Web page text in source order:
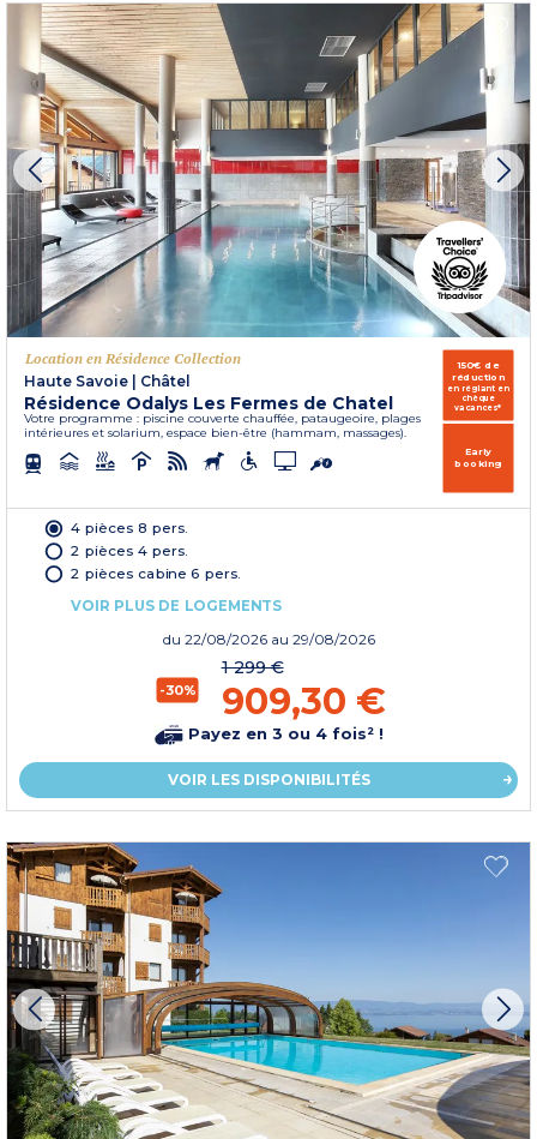
Location en Résidence Collection
Haute Savoie
Châtel
Résidence Odalys Les Fermes de Chatel
Votre programme : piscine couverte chauffée, pataugeoire, plages
intérieures et solarium, espace bien-être (hammam, massages).
150€ de
réduction
en réglant en
chèque
vacances*
Early
booking
4 pièces 8 pers.
2 pièces 4 pers.
2 pièces cabine 6 pers.
VOIR PLUS DE LOGEMENTS
du 22/08/2026 au 29/08/2026
-30%
1 299 €
909,30 €
Payez en 3 ou 4 fois² !
VOIR LES DISPONIBILITÉS